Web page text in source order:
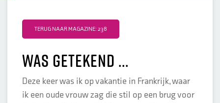
TERUG NAAR MAGAZINE: 238
Was getekend ...
Deze keer was ik op vakantie in Frankrijk, waar
ik een oude vrouw zag die stil op een brug voor